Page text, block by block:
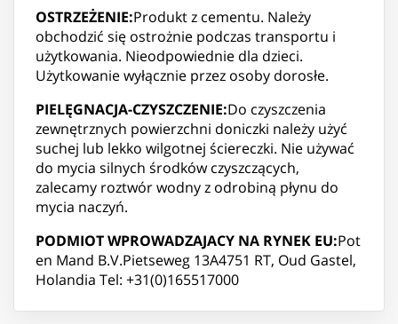
OSTRZEŻENIE:Produkt z cementu. Należy
obchodzić się ostrożnie podczas transportu i
użytkowania. Nieodpowiednie dla dzieci.
Użytkowanie wyłącznie przez osoby dorosłe.
PIELĘGNACJA-CZYSZCZENIE:Do czyszczenia
zewnętrznych powierzchni doniczki należy użyć
suchej lub lekko wilgotnej ściereczki. Nie używać
do mycia silnych środków czyszczących,
zalecamy roztwór wodny z odrobiną płynu do
mycia naczyń.
PODMIOT WPROWADZAJACY NA RYNEK EU:Pot
en Mand B.V.Pietseweg 13A4751 RT, Oud Gastel,
Holandia Tel: +31(0)165517000